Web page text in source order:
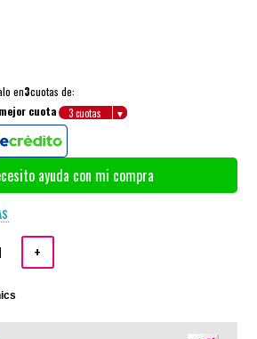
en3cuotas de:
cuota
ayuda con mi compra
+